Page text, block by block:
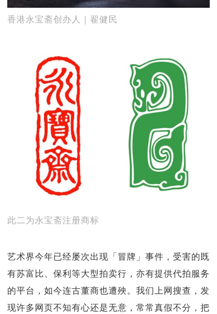
香港永宝斋创办人｜翟健民
此二为永宝斋注册商标
艺术界今年已经屡次出现「冒牌」事件，受害的既
有苏富比、保利等大型拍卖行，亦有提供代拍服务
的平台，如今连古董商也遭殃。我们上网搜查，发
现许多网页不知有心还是无意，常常真假不分，把